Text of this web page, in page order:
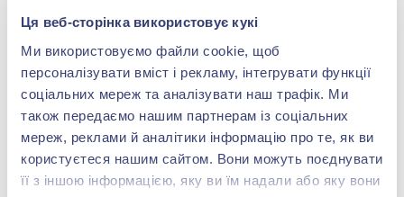
Ця веб-сторінка використовує кукі
Ми використовуємо файли cookie, щоб
персоналізувати вміст і рекламу, інтегрувати функції
соціальних мереж та аналізувати наш трафік. Ми
також передаємо нашим партнерам із соціальних
мереж, реклами й аналітики інформацію про те, як ви
користуєтеся нашим сайтом. Вони можуть поєднувати
її з іншою інформацією, яку ви їм надали або яку вони
3 417,22 грн
(арт. ПВ670и)
Купити
3 286,80 грн
(арт. 5010080б)
Купити